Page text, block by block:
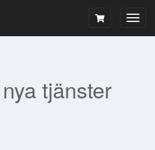
tjänster